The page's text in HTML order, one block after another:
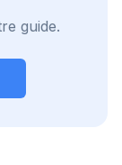
guide.